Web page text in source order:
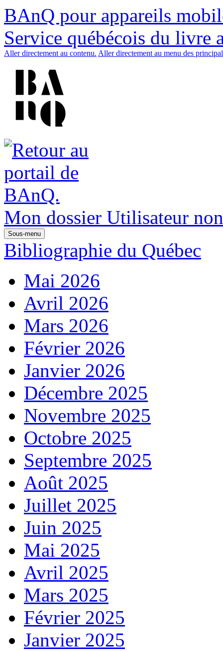
BAnQ pour appareils
Service québécois du livre
Aller directement au contenu. Aller directement au menu des
Mon dossier Utilisateur
Sous-menu
Bibliographie du Québec
Mai 2026
Avril 2026
Mars 2026
Février 2026
Janvier 2026
Décembre 2025
Novembre 2025
Octobre 2025
Septembre 2025
Août 2025
Juillet 2025
Juin 2025
Mai 2025
Avril 2025
Mars 2025
Février 2025
Janvier 2025